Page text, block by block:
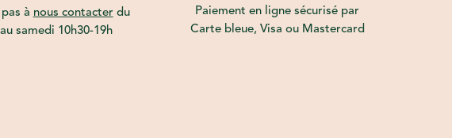
à nous contacter du
samedi 10h30-19h
Paiement en ligne sécurisé par
Carte bleue, Visa ou Mastercard